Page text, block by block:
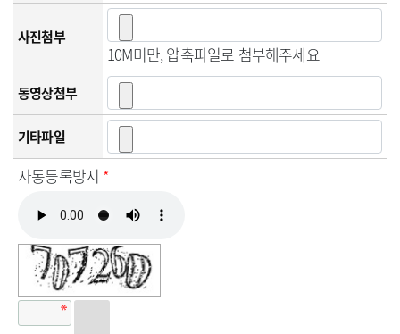
사진첨부
10M미만, 압축파일로 첨부해주세요
동영상첨부
기타파일
자동등록방지 *